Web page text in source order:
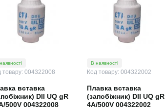
товару: 004322008
вставка
DII UQ gR
500V 004322008
В наявності
Код товару: 004322002
Плавка вставка
(запобіжник) DII UQ gR
4A/500V 004322002